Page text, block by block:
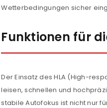
Wetterbedingungen sicher
Funktionen für
Der Einsatz des HLA (High-
leisen, schnellen und
stabile Autofokus ist nicht nur